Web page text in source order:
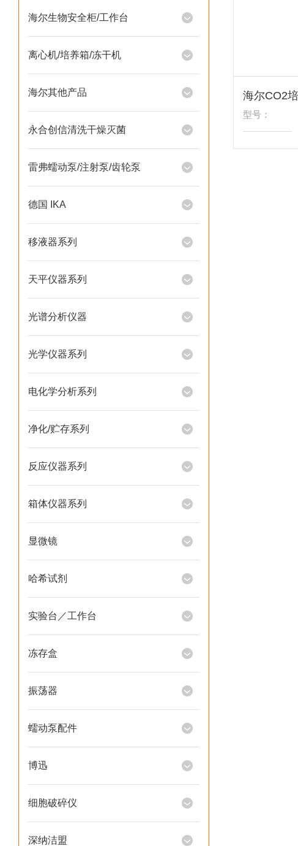
海尔生物安全柜/工作台
离心机/培养箱/冻干机
海尔其他产品
永合创信清洗干燥灭菌
雷弗蠕动泵/注射泵/齿轮泵
德国 IKA
移液器系列
天平仪器系列
光谱分析仪器
光学仪器系列
电化学分析系列
净化/贮存系列
反应仪器系列
箱体仪器系列
显微镜
哈希试剂
实验台／工作台
冻存盒
振荡器
蠕动泵配件
博迅
细胞破碎仪
深纳洁盟
型号：